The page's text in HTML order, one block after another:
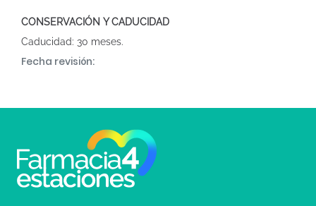
CONSERVACIÓN Y CADUCIDAD
Caducidad: 30 meses.
Fecha revisión: